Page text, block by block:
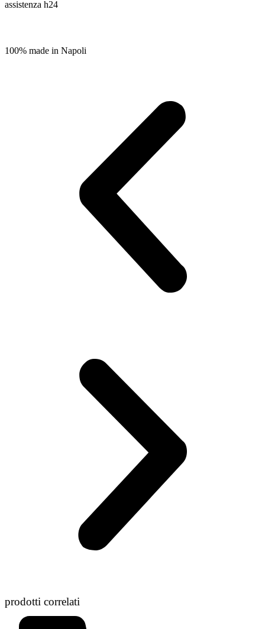
assistenza h24
100% made in Napoli
prodotti correlati